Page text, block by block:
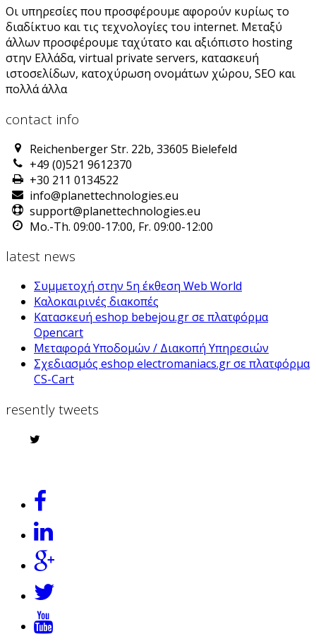
Οι υπηρεσίες που προσφέρουμε αφορούν κυρίως το
διαδίκτυο και τις τεχνολογίες του internet. Μεταξύ
άλλων προσφέρουμε ταχύτατο και αξιόπιστο hosting
στην Ελλάδα, virtual private servers, κατασκευή
ιστοσελίδων, κατοχύρωση ονομάτων χώρου, SEO και
πολλά άλλα
contact info
Reichenberger Str. 22b, 33605 Bielefeld
+49 (0)521 9612370
+30 211 0134522
info@planettechnologies.eu
support@planettechnologies.eu
Mo.-Th. 09:00-17:00, Fr. 09:00-12:00
latest news
Συμμετοχή στην 5η έκθεση Web World
Καλοκαιρινές διακοπές
Κατασκευή eshop bebejou.gr σε πλατφόρμα
Opencart
Μεταφορά Υποδομών / Διακοπή Υπηρεσιών
Σχεδιασμός eshop electromaniacs.gr σε πλατφόρμα
CS-Cart
resently tweets